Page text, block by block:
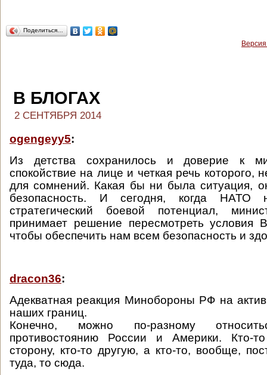
Поделиться…
В БЛОГАХ
2 СЕНТЯБРЯ 2014
ogengeyy5:
Из детства сохранилось и доверие к
спокойствие на лице и четкая речь которого,
для сомнений. Какая бы ни была ситуация,
безопасность. И сегодня, когда НАТО
стратегический боевой потенциал,
принимает решение пересмотреть условия
чтобы обеспечить нам всем безопасность и
dracon36:
Адекватная реакция Минобороны РФ на
наших границ.
Конечно, можно по-разному
противостоянию России и Америки. Кто-
сторону, кто-то другую, а кто-то, вообще,
туда, то сюда.